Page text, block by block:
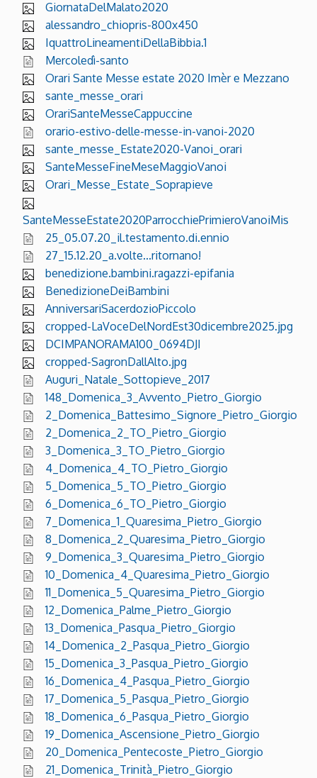
GiornataDelMalato2020
alessandro_chiopris-800x450
IquattroLineamentiDellaBibbia.1
Mercoledì-santo
Orari Sante Messe estate 2020 Imèr e Mezzano
sante_messe_orari
OrariSanteMesseCappuccine
orario-estivo-delle-messe-in-vanoi-2020
sante_messe_Estate2020-Vanoi_orari
SanteMesseFineMeseMaggioVanoi
Orari_Messe_Estate_Soprapieve
SanteMesseEstate2020ParrocchiePrimieroVanoiMis
25_05.07.20_il.testamento.di.ennio
27_15.12.20_a.volte...ritornano!
benedizione.bambini.ragazzi-epifania
BenedizioneDeiBambini
AnniversariSacerdozioPiccolo
cropped-LaVoceDelNordEst30dicembre2025.jpg
DCIMPANORAMA100_0694DJI
cropped-SagronDallAlto.jpg
Auguri_Natale_Sottopieve_2017
148_Domenica_3_Avvento_Pietro_Giorgio
2_Domenica_Battesimo_Signore_Pietro_Giorgio
2_Domenica_2_TO_Pietro_Giorgio
3_Domenica_3_TO_Pietro_Giorgio
4_Domenica_4_TO_Pietro_Giorgio
5_Domenica_5_TO_Pietro_Giorgio
6_Domenica_6_TO_Pietro_Giorgio
7_Domenica_1_Quaresima_Pietro_Giorgio
8_Domenica_2_Quaresima_Pietro_Giorgio
9_Domenica_3_Quaresima_Pietro_Giorgio
10_Domenica_4_Quaresima_Pietro_Giorgio
11_Domenica_5_Quaresima_Pietro_Giorgio
12_Domenica_Palme_Pietro_Giorgio
13_Domenica_Pasqua_Pietro_Giorgio
14_Domenica_2_Pasqua_Pietro_Giorgio
15_Domenica_3_Pasqua_Pietro_Giorgio
16_Domenica_4_Pasqua_Pietro_Giorgio
17_Domenica_5_Pasqua_Pietro_Giorgio
18_Domenica_6_Pasqua_Pietro_Giorgio
19_Domenica_Ascensione_Pietro_Giorgio
20_Domenica_Pentecoste_Pietro_Giorgio
21_Domenica_Trinità_Pietro_Giorgio